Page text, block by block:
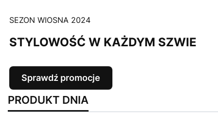
SEZON WIOSNA 2024
STYLOWOŚĆ W KAŻDYM SZWIE
Sprawdź promocje
PRODUKT DNIA